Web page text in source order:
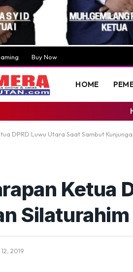
Buy Now
HOME
DPRD Luwu Utara Saat Sambut
Ketua
Silaturahim
12, 2019